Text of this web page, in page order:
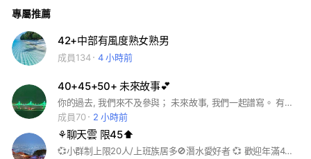
專屬推薦
42+中部有風度熟女熟男
成員134 4 小時前
40+45+50+ 未來故事💕
你的過去, 我們來不及參與； 未來故事, 我們一起譜寫。 有緣在此相遇, 讓我們共同珍惜彼此緣份。 #輕鬆 #自在 #不逾矩 #開心聊 #音樂 註：本群只單純聊天並分享美好的事物, 別有企圖者, 請勿申請。
成員70
2 小時前
⚘聊天雲 限45⬆️
💞小群制上限20人/上班族居多🚫潛水愛好者 💞 歡迎年滿45歲/單身/單親且愛聊天的您加入/話題隨意但請尊重女性 💞 頭像請先更換真的本人照/註明區域/🔥非真人照拒收…ID請想好再申請 🚫再次更改ID 🚫偽單身 🚫檢舉達人💔玻璃心慎入